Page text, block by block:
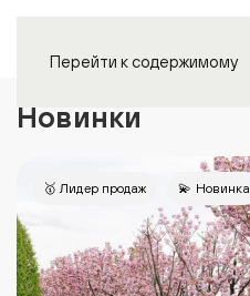
Перейти к содержимому
Новинки
🥇 Лидер продаж 💫 Новинка